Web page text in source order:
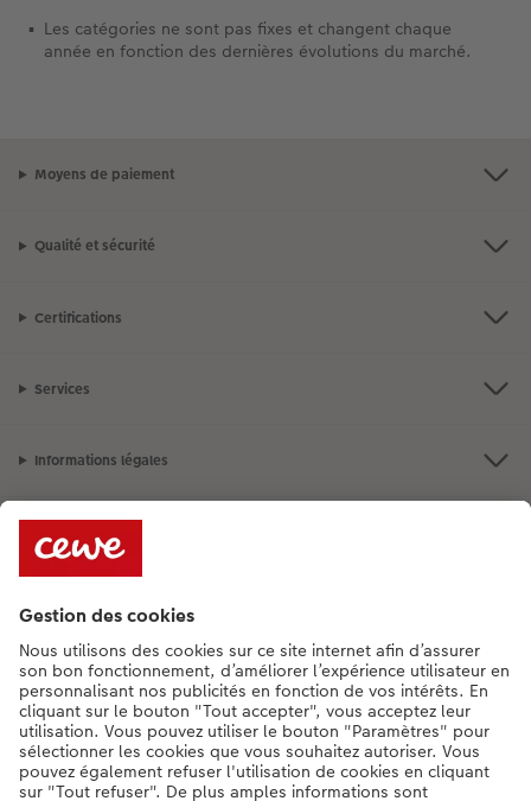
Les catégories ne sont pas fixes et changent chaque
année en fonction des dernières évolutions du marché.
Moyens de paiement
Qualité et sécurité
Certifications
Services
Informations légales
**Besoin d'aide ou d'un conseil pour créer votre produit ?
015 29 56 13
[Lu-Ve : 9:00 - 20:00h | Sa : 9.00 - 17:00h | Di : 12.00 - 16:00h]
FR|NL